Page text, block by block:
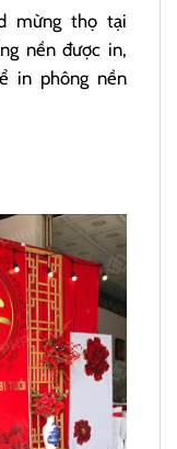
mừng thọ tại
nền được in,
in phông nền